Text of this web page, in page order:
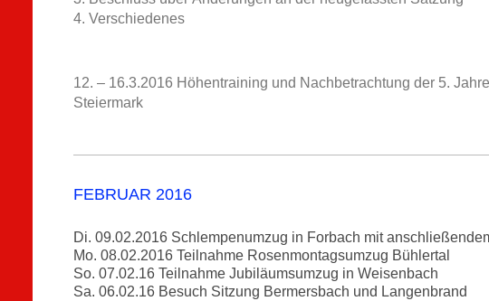
4. Verschiedenes
12. – 16.3.2016 Höhentraining und Nachbetrachtung der 5.
Steiermark
FEBRUAR 2016
Di. 09.02.2016 Schlempenumzug in Forbach mit
Mo. 08.02.2016 Teilnahme Rosenmontagsumzug Bühlertal
So. 07.02.16 Teilnahme Jubiläumsumzug in Weisenbach
Sa. 06.02.16 Besuch Sitzung Bermersbach und Langenbrand